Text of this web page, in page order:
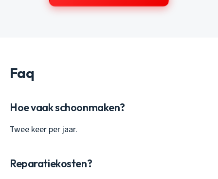
Faq
Hoe vaak schoonmaken?
Twee keer per jaar.
Reparatiekosten?